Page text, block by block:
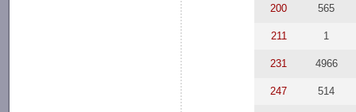
200 565
211 1
231 4966
247 514